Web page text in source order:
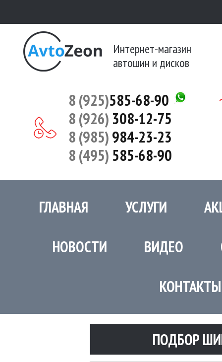
Интернет-магазин
автошин и дисков
8 (925)585-68-90
8 (926) 308-12-75
8 (985)984-23-23
8 (495)585-68-90
ГЛАВНАЯ УСЛУГИ
НОВОСТИ ВИДЕО
КОНТАКТЫ
ПОДБОР